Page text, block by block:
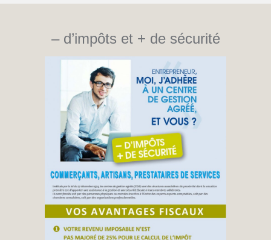
– d’impôts et + de sécurité